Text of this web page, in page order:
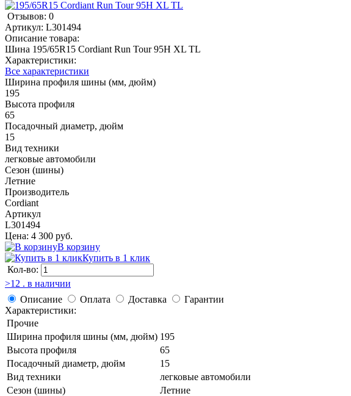
Отзывов: 0
Артикул: L301494
Описание товара:
Шина 195/65R15 Cordiant Run Tour 95H XL TL
Характеристики:
Все характеристики
Ширина профиля шины (мм, дюйм)
195
Высота профиля
65
Посадочный диаметр, дюйм
15
Вид техники
легковые автомобили
Сезон (шины)
Летние
Производитель
Cordiant
Артикул
L301494
Цена: 4 300 руб.
В корзину
Купить в 1 клик
Кол-во:
>12 . в наличии
Описание
Оплата Доставка
Гарантии
Характеристики:
Прочие
Ширина профиля шины (мм, дюйм) 195
Высота профиля
65
Посадочный диаметр, дюйм
15
Вид техники
легковые автомобили
Сезон (шины)
Летние